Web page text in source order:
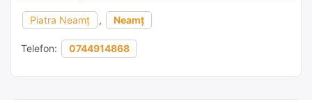
Piatra Neamț , Neamț
Telefon: 0744914868